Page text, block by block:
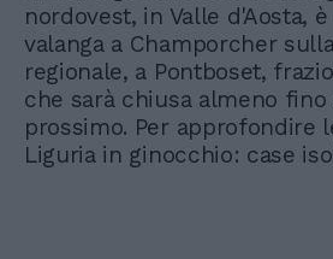
nordovest, in Valle d'Aosta,
valanga a Champorcher
regionale, a Pontboset,
che sarà chiusa almeno
prossimo. Per approfondire
Liguria in ginocchio: case